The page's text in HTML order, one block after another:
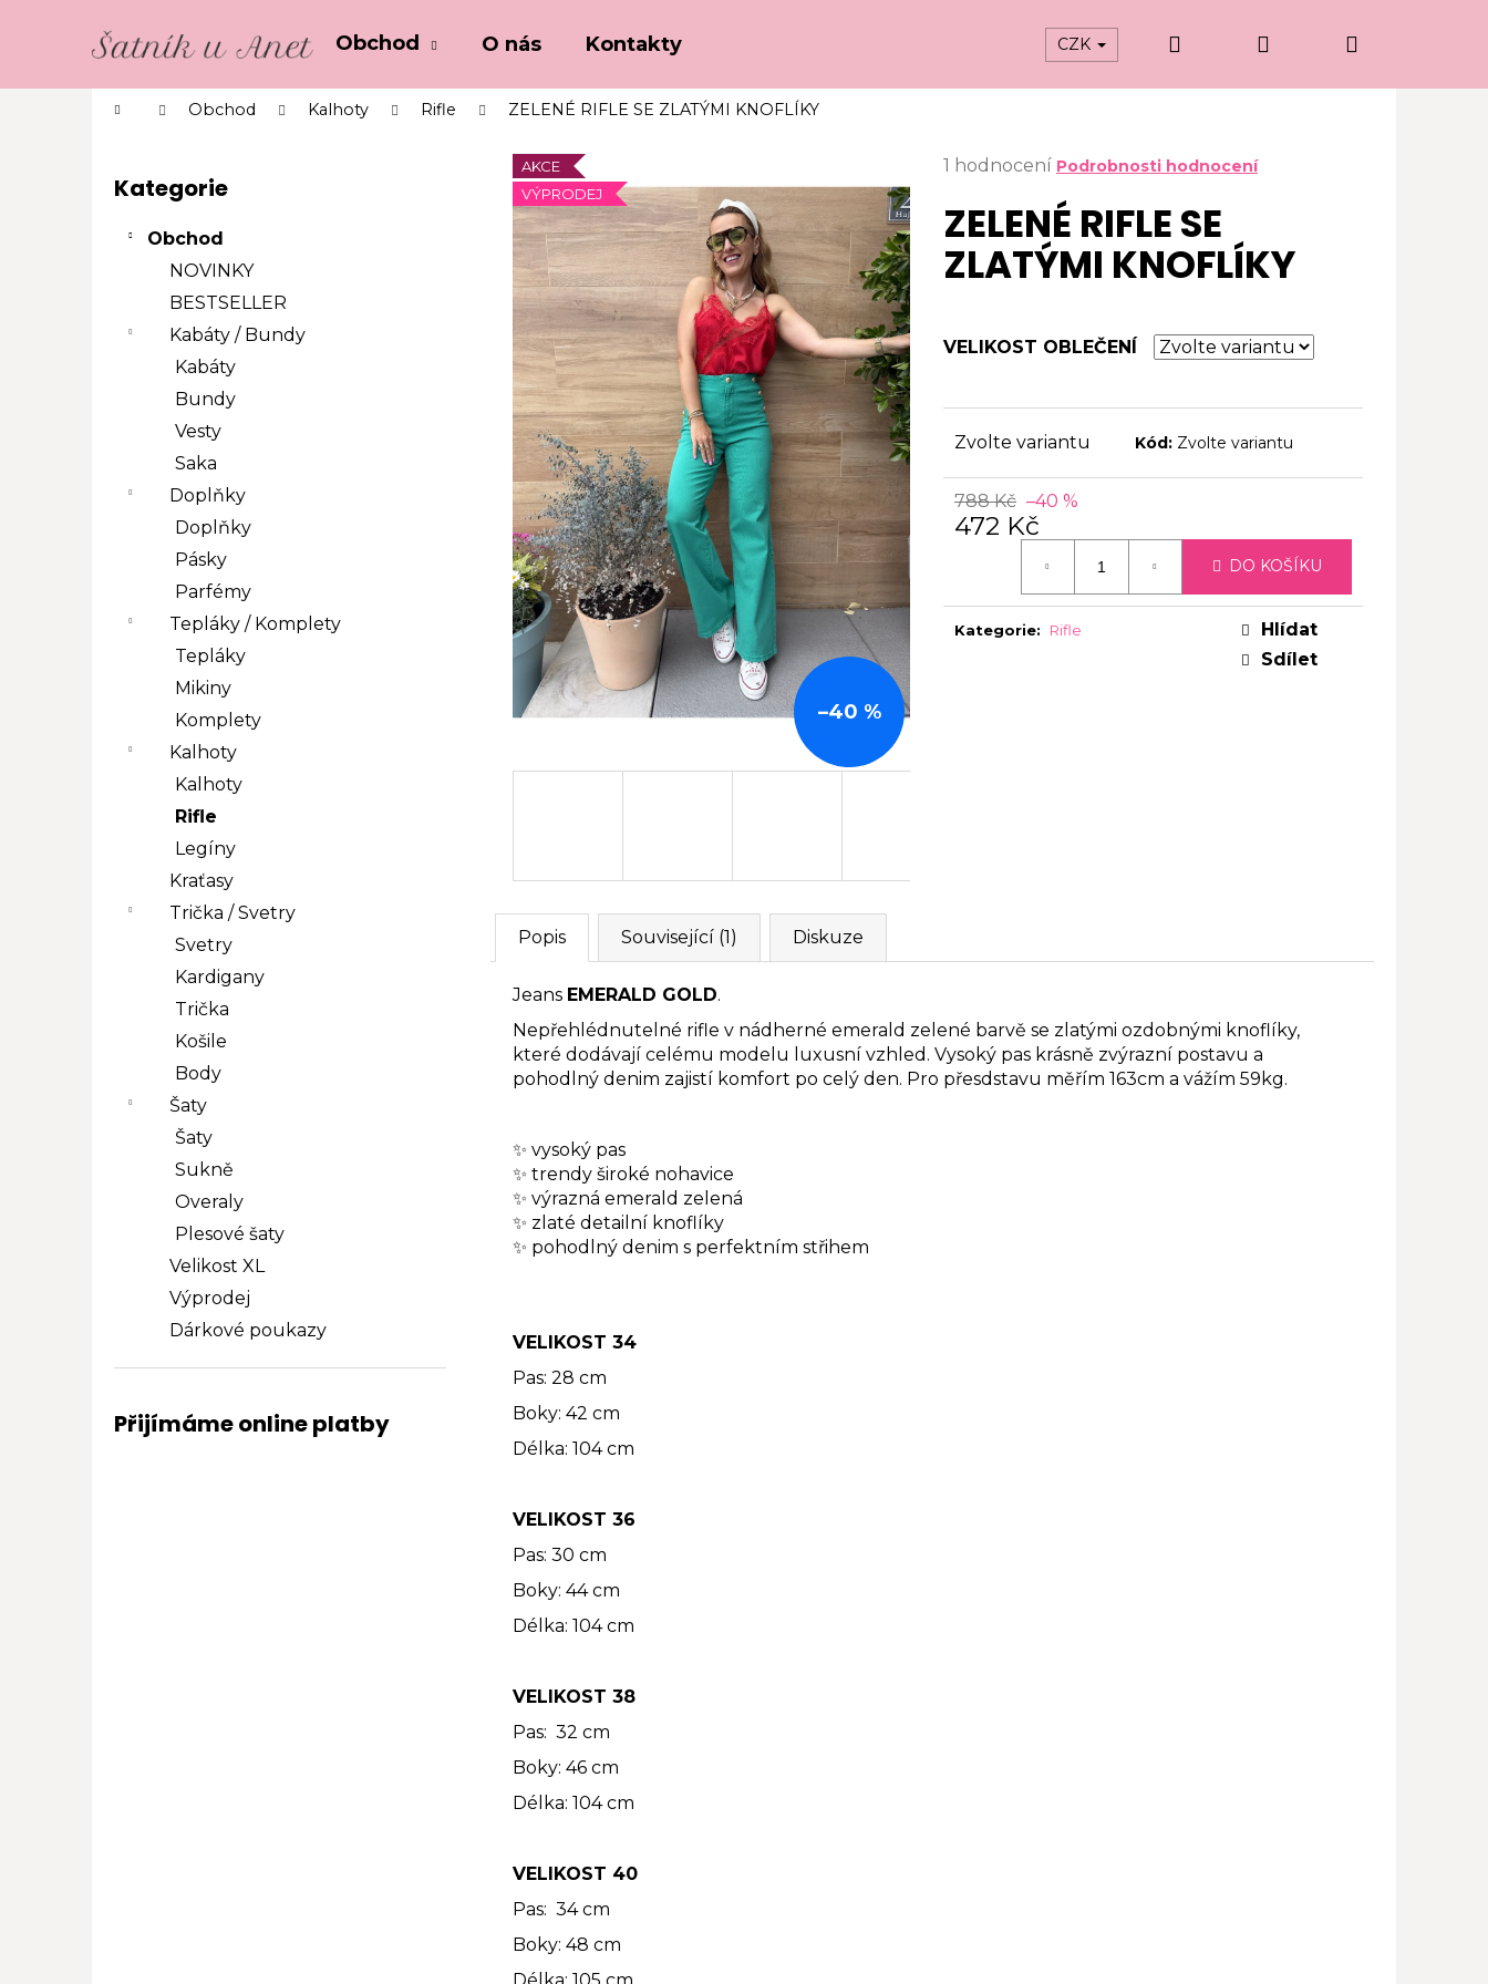
Obchod O nás Kontakty CZK Přihlášení
Domů Obchod Kalhoty Rifle ZELENÉ RIFLE SE ZLATÝMI KNOFLÍKY
Přeskočit
Kategorie
Obchod
NOVINKY
BESTSELLER
Kabáty / Bundy
Kabáty
Bundy
Vesty
Saka
Doplňky
Doplňky
Pásky
Parfémy
Tepláky / Komplety
Tepláky
Mikiny
Komplety
Kalhoty
Kalhoty
Rifle
Legíny
Kraťasy
Trička / Svetry
Svetry
Kardigany
Trička
Košile
Body
Šaty
Šaty
Sukně
Overaly
Plesové šaty
Velikost XL
Výprodej
Dárkové poukazy
Přijímáme online platby
Průměrné
produktu
je
5,0
hvězdiček.
1 hodnocení Podrobnosti hodnocení
ZELENÉ RIFLE SE
ZLATÝMI KNOFLÍKY
VELIKOST OBLEČENÍ
Zvolte variantu Kód: Zvolte variantu
788 Kč –40 %
472 Kč
DO KOŠÍKU
Kategorie: Rifle
Hlídat
Sdílet
AKCE
VÝPRODEJ
–40 %
Popis Související (1) Diskuze
Jeans EMERALD GOLD.
Nepřehlédnutelné rifle v nádherné emerald zelené barvě se zlatými ozdobnými knoflíky,
které dodávají celému modelu luxusní vzhled. Vysoký pas krásně zvýrazní postavu a
pohodlný denim zajistí komfort po celý den. Pro přesdstavu měřím 163cm a vážím 59kg.
✨ vysoký pas
✨ trendy široké nohavice
✨ výrazná emerald zelená
✨ zlaté detailní knoflíky
✨ pohodlný denim s perfektním střihem
VELIKOST 34
Pas: 28 cm
Boky: 42 cm
Délka: 104 cm
VELIKOST 36
Pas: 30 cm
Boky: 44 cm
Délka: 104 cm
VELIKOST 38
Pas: 32 cm
Boky: 46 cm
Délka: 104 cm
VELIKOST 40
Pas: 34 cm
Boky: 48 cm
Délka: 105 cm
í
Zpět
do
Zpět
do
Co potřebujete najít?
Doporučujeme